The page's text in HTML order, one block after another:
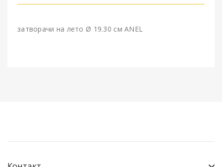
затворачи на лето Ø 19.30 см ANEL